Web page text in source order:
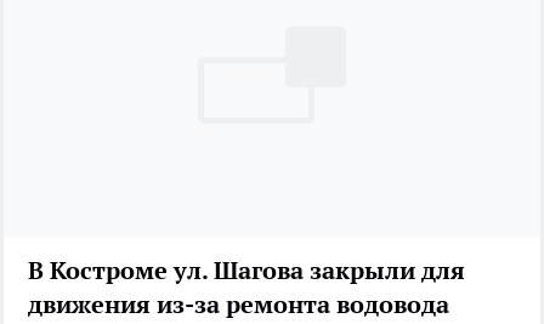
В Костроме ул. Шагова закрыли для
движения из-за ремонта водовода